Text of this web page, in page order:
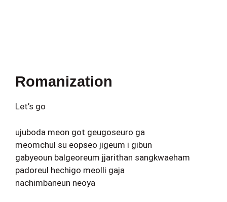
Romanization
Let’s go
ujuboda meon got geugoseuro ga
meomchul su eopseo jigeum i gibun
gabyeoun balgeoreum jjarithan sangkwaeham
padoreul hechigo meolli gaja
nachimbaneun neoya